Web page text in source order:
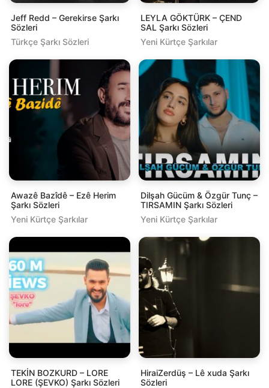
Jeff Redd – Gerekirse Şarkı
Sözleri
Türkçe Şarkı Sözleri
LEYLA GÖKTÜRK – ÇEND
SAL Şarkı Sözleri
Yeni Kürtçe Şarkılar
Awazê Bazîdê – Ezê Herim
Şarkı Sözleri
Yeni Kürtçe Şarkılar
Dilşah Gücüm & Özgür Tunç –
TIRSAMIN Şarkı Sözleri
Yeni Kürtçe Şarkılar
TEKİN BOZKURD – LORE
LORE (ŞEVKO) Şarkı Sözleri
HiraiZerdüş – Lê xuda Şarkı
Sözleri